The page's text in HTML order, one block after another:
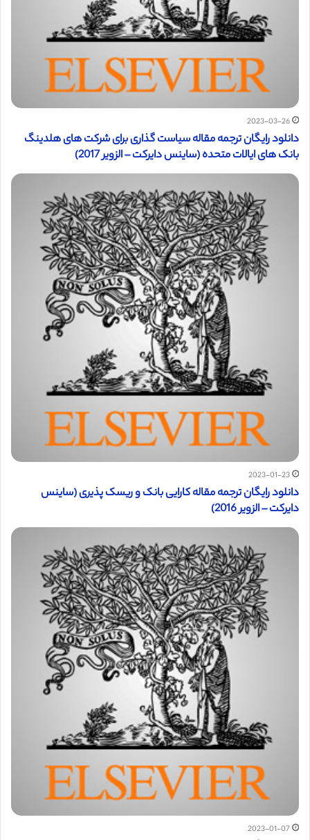
2023-03-26
دانلود رایگان ترجمه مقاله سیاست گذاری برای شرکت های هلدینگ
بانک های ایالات متحده (ساینس دایرکت – الزویر 2017)
2023-01-23
دانلود رایگان ترجمه مقاله کارایی بانک و ریسک پذیری (ساینس
دایرکت – الزویر 2016)
2023-01-07